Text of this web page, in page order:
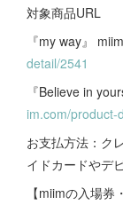
対象商品URL
『my way』
detail/2541
『Believe in
im.com/product-
お支払方法：ク
イドカードやデ
【miimの入場券